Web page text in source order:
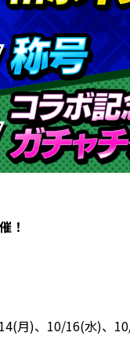
！
月)、10/16(水)、